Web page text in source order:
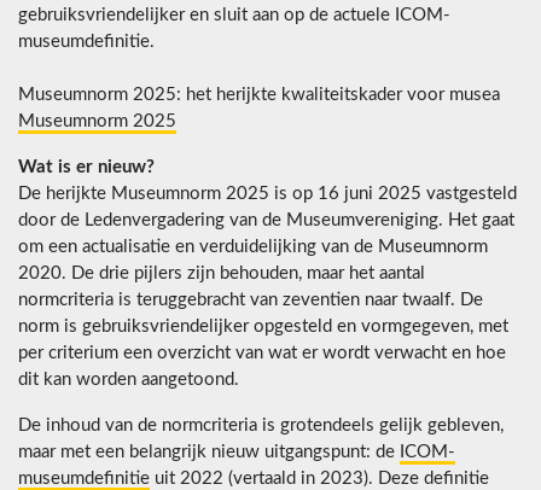
gebruiksvriendelijker en sluit aan op de actuele ICOM-
museumdefinitie.
Museumnorm 2025: het herijkte kwaliteitskader voor musea
Museumnorm 2025
Wat is er nieuw?
De herijkte Museumnorm 2025 is op 16 juni 2025 vastgesteld
door de Ledenvergadering van de Museumvereniging. Het gaat
om een actualisatie en verduidelijking van de Museumnorm
2020. De drie pijlers zijn behouden, maar het aantal
normcriteria is teruggebracht van zeventien naar twaalf. De
norm is gebruiksvriendelijker opgesteld en vormgegeven, met
per criterium een overzicht van wat er wordt verwacht en hoe
dit kan worden aangetoond.
De inhoud van de normcriteria is grotendeels gelijk gebleven,
maar met een belangrijk nieuw uitgangspunt: de ICOM-
museumdefinitie uit 2022 (vertaald in 2023). Deze definitie